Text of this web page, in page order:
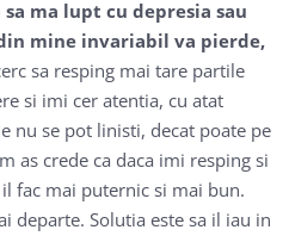
ma lupt cu depresia sau
mine invariabil va pierde,
sa resping mai tare partile
si imi cer atentia, cu atat
nu se pot linisti, decat poate pe
as crede ca daca imi resping si
fac mai puternic si mai bun.
departe. Solutia este sa il iau in